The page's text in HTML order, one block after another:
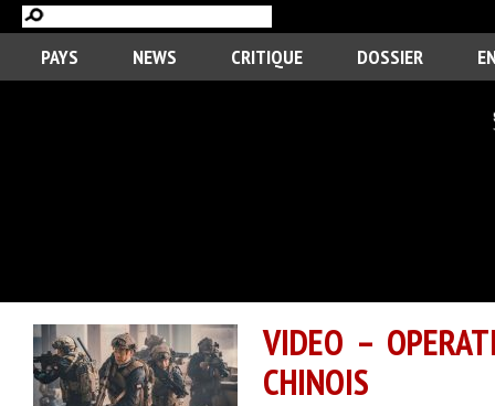
PAYS NEWS CRITIQUE DOSSIER
VIDEO –
CHINOIS